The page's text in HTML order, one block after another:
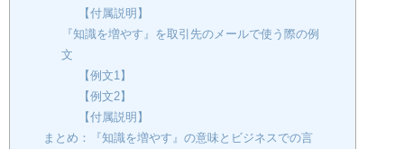
【付属説明】
『知識を増やす』を取引先のメールで使う際の例
文
【例文1】
【例文2】
【付属説明】
まとめ：『知識を増やす』の意味とビジネスでの言